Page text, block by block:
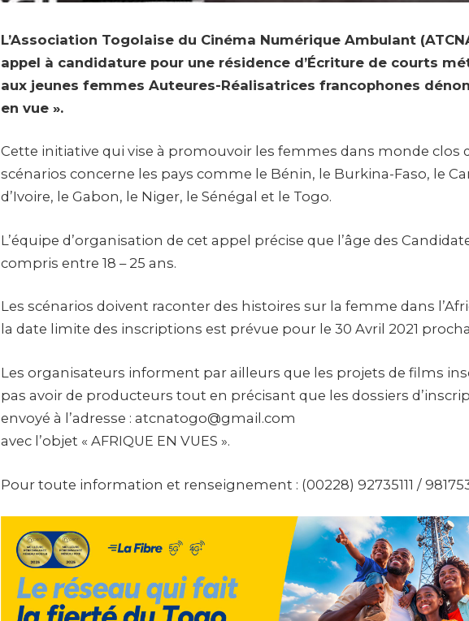
L’Association Togolaise du Cinéma Numérique Ambulant
appel à candidature pour une résidence d’Écriture de courts
aux jeunes femmes Auteures-Réalisatrices francophones
en vue ».
Cette initiative qui vise à promouvoir les femmes dans monde clos
scénarios concerne les pays comme le Bénin, le Burkina-Faso, le
d’Ivoire, le Gabon, le Niger, le Sénégal et le Togo.
L’équipe d’organisation de cet appel précise que l’âge des
compris entre 18 – 25 ans.
Les scénarios doivent raconter des histoires sur la femme dans
la date limite des inscriptions est prévue pour le 30 Avril 2021
Les organisateurs informent par ailleurs que les projets de films
pas avoir de producteurs tout en précisant que les dossiers
envoyé à l’adresse : atcnatogo@gmail.com
avec l’objet « AFRIQUE EN VUES ».
Pour toute information et renseignement : (00228) 92735111 /